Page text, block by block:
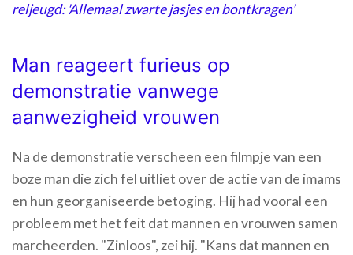
reljeugd: 'Allemaal zwarte jasjes en bontkragen'
Man reageert furieus op
demonstratie vanwege
aanwezigheid vrouwen
Na de demonstratie verscheen een filmpje van een
boze man die zich fel uitliet over de actie van de imams
en hun georganiseerde betoging. Hij had vooral een
probleem met het feit dat mannen en vrouwen samen
marcheerden. "Zinloos", zei hij. "Kans dat mannen en